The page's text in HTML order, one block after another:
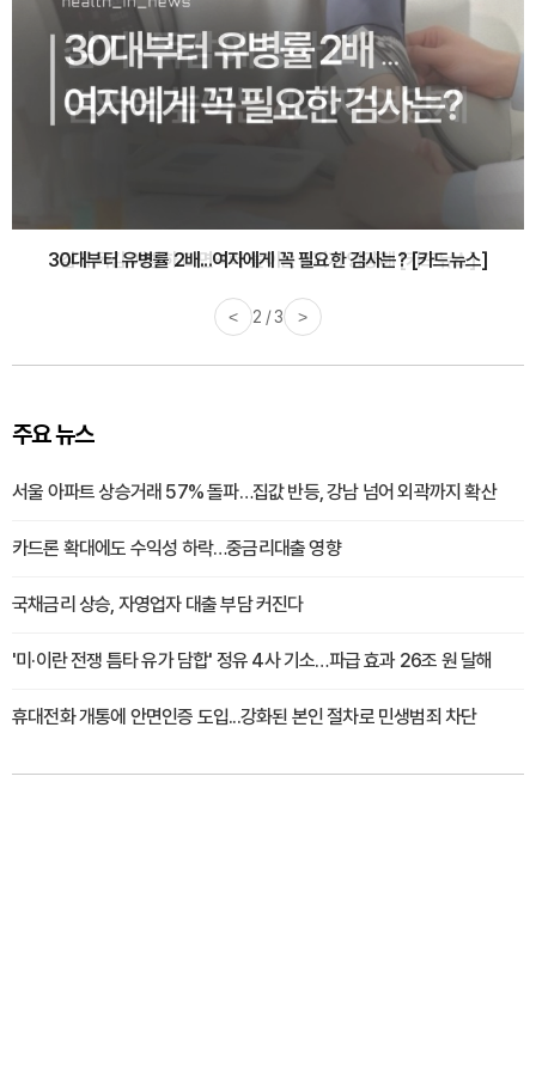
감기·독감 예방하고 면역력 높이는 4가지 영양제 [카드뉴스]
< 3 / 3 >
주요 뉴스
서울 아파트 상승거래 57% 돌파…집값 반등, 강남 넘어 외곽까지 확산
카드론 확대에도 수익성 하락…중금리대출 영향
국채금리 상승, 자영업자 대출 부담 커진다
'미·이란 전쟁 틈타 유가 담합' 정유 4사 기소…파급 효과 26조 원 달해
휴대전화 개통에 안면인증 도입...강화된 본인 절차로 민생범죄 차단